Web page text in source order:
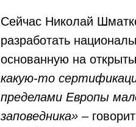
Сейчас Николай
разработать
основанную на
какую-то
пределами Европы
заповедника» – говорит